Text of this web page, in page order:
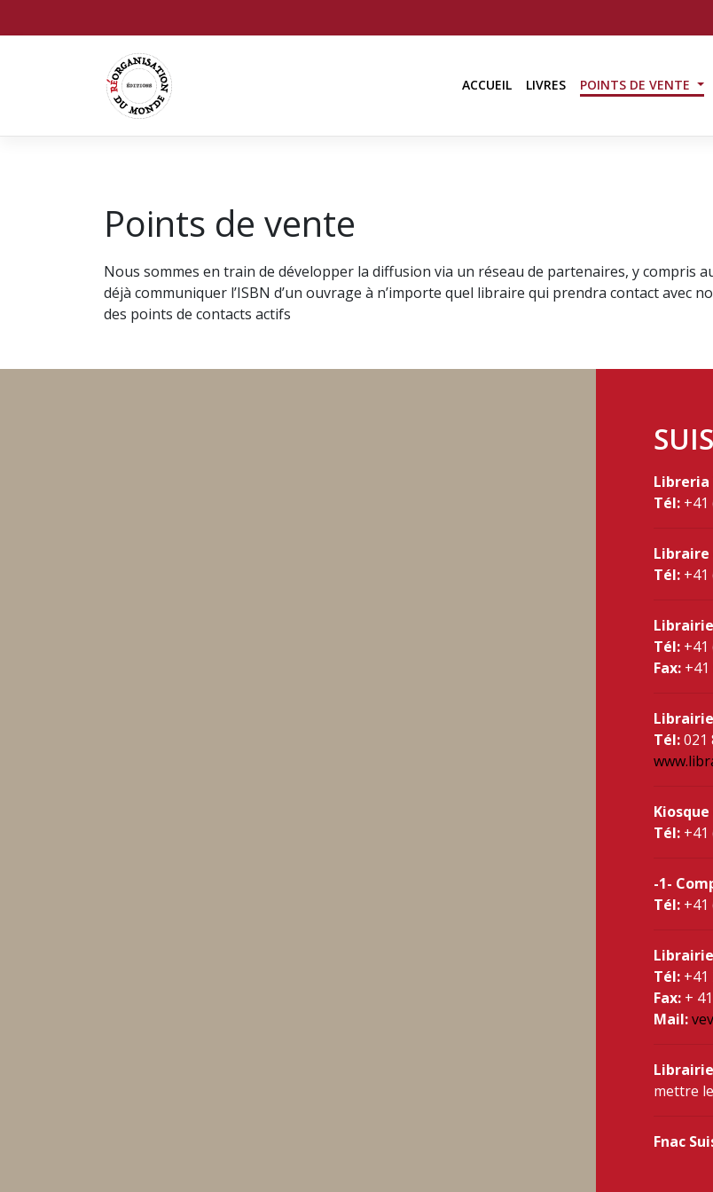
ACCUEIL LIVRES POINTS DE VENTE
Points de vente
Nous sommes en train de développer la diffusion via un réseau de partenaires, y compris
déjà communiquer l’ISBN d’un ouvrage à n’importe quel libraire qui prendra contact avec
des points de contacts actifs
Tél:+41
Libraire
Tél:+41
Librairie
Tél:+41
Fax:+41
Tél:021
Tél:+41
-1-
Tél:+41
Tél:+41
Fax:+
Mail:
mettre
Fnac